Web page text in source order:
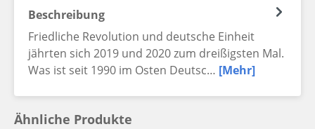
Beschreibung
Friedliche Revolution und deutsche Einheit
jährten sich 2019 und 2020 zum dreißigsten Mal.
Was ist seit 1990 im Osten Deutsc… [Mehr]
Ähnliche Produkte